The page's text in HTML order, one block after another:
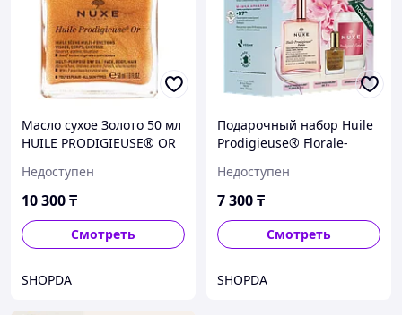
Масло сухое Золото 50 мл
HUILE PRODIGIEUSE® OR
Недоступен
10 300₸
Смотреть
SHOPDA
Подарочный набор Huile
Prodigieuse® Florale-
NUXE
Недоступен
7 300₸
Смотреть
SHOPDA